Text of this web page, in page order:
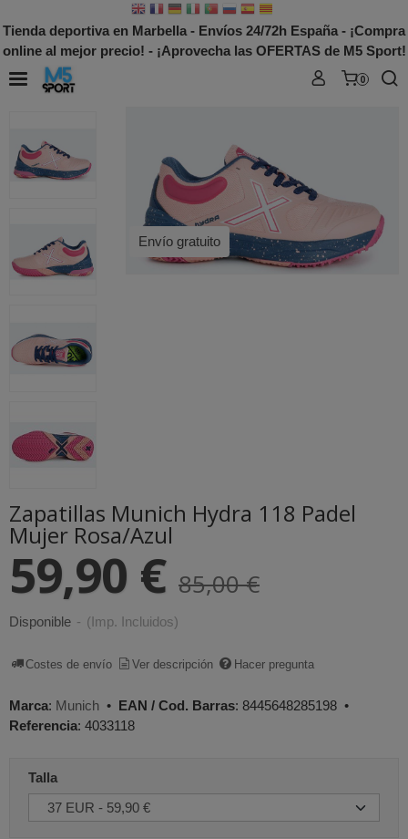
Tienda deportiva en Marbella - Envíos 24/72h España - ¡Compra
online al mejor precio! - ¡Aprovecha las OFERTAS de M5 Sport!
0
Envío gratuito
Zapatillas Munich Hydra 118 Padel
Mujer Rosa/Azul
59,90 € 85,00 €
Disponible - (Imp. Incluidos)
Costes de envío Ver descripción Hacer pregunta
Marca: Munich • EAN / Cod. Barras: 8445648285198 •
Referencia: 4033118
Talla